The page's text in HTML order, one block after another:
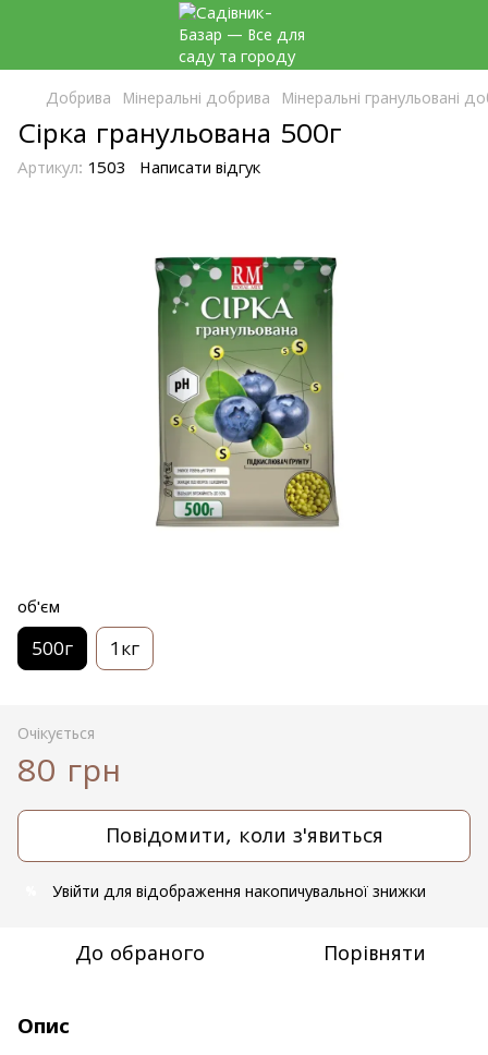
Добрива Мінеральні добрива Мінеральні гранульовані
Сірка гранульована 500г
Артикул: 1503 Написати відгук
об'єм
500г 1кг
Очікується
80 грн
Повідомити, коли з'явиться
Увійти для відображення накопичувальної знижки
До обраного Порівняти
Опис